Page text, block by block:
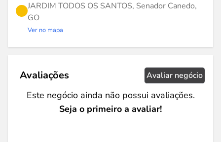
JARDIM TODOS OS SANTOS, Senador Canedo,
GO
Ver no mapa
Avaliações Avaliar negócio
Este negócio ainda não possui avaliações.
Seja o primeiro a avaliar!